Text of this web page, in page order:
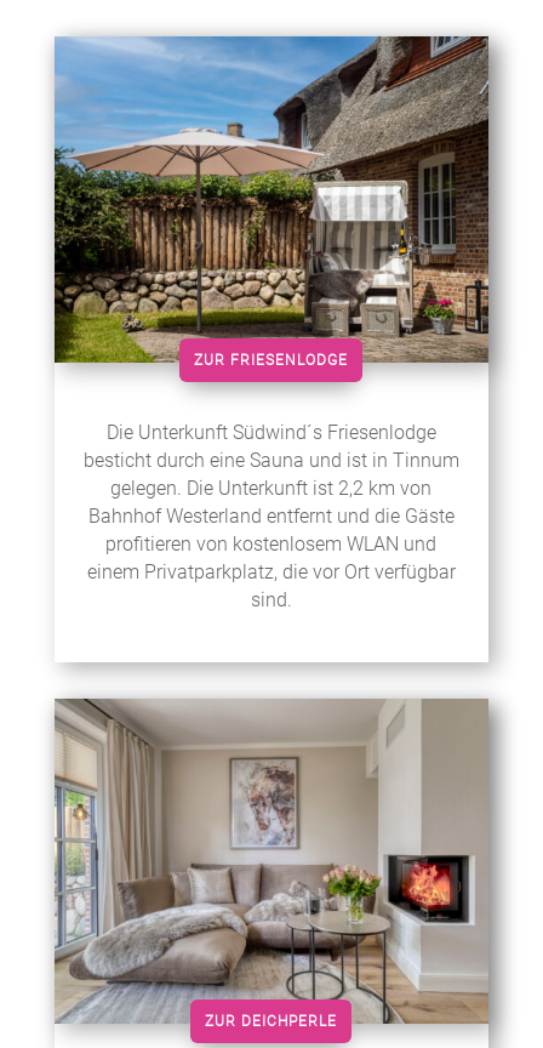
ZUR FRIESENLODGE
Die Unterkunft Südwind´s Friesenlodge
besticht durch eine Sauna und ist in Tinnum
gelegen. Die Unterkunft ist 2,2 km von
Bahnhof Westerland entfernt und die Gäste
profitieren von kostenlosem WLAN und
einem Privatparkplatz, die vor Ort verfügbar
sind.
ZUR DEICHPERLE